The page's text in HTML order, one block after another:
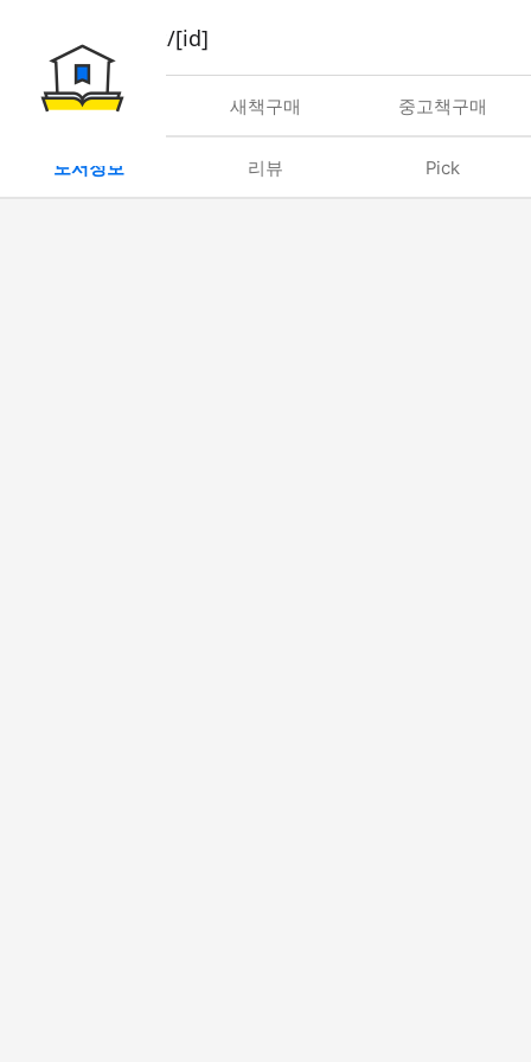
book/rent/[id]
대여 새책구매 중고책구매
도서정보 리뷰 Pick